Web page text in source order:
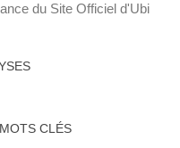
du Site Officiel d'Ubi
CLÉS